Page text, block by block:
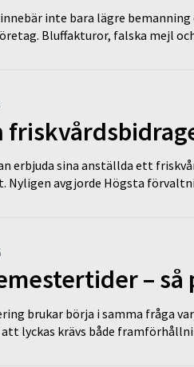
inte bara lägre bemanning
Bluffakturor, falska mejl
erbjuda sina anställda ett
Nyligen avgjorde Högsta
–
brukar börja i samma fråga
lyckas krävs både